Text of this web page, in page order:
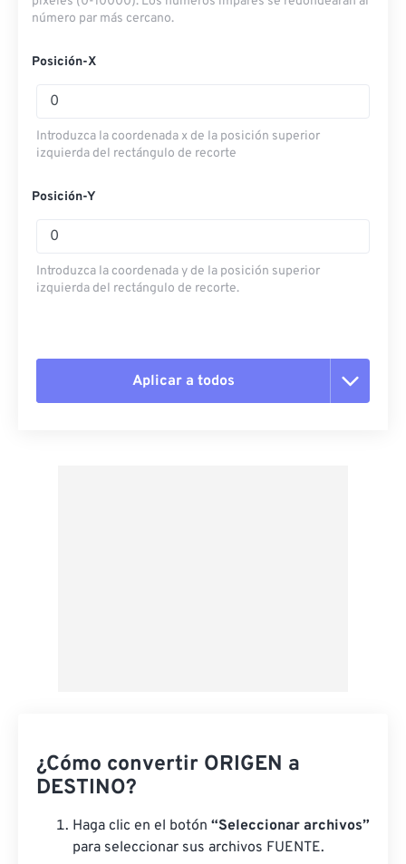
número par más cercano.
Posición-X
Introduzca la coordenada x de la posición superior
izquierda del rectángulo de recorte
Posición-Y
Introduzca la coordenada y de la posición superior
izquierda del rectángulo de recorte.
Aplicar a todos
¿Cómo convertir ORIGEN a
DESTINO?
Haga clic en el botón “Seleccionar archivos”
para seleccionar sus archivos FUENTE.